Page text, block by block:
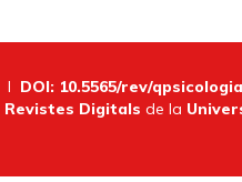
I DOI: 10.5565/rev/qpsicologia
Revistes Digitals de la